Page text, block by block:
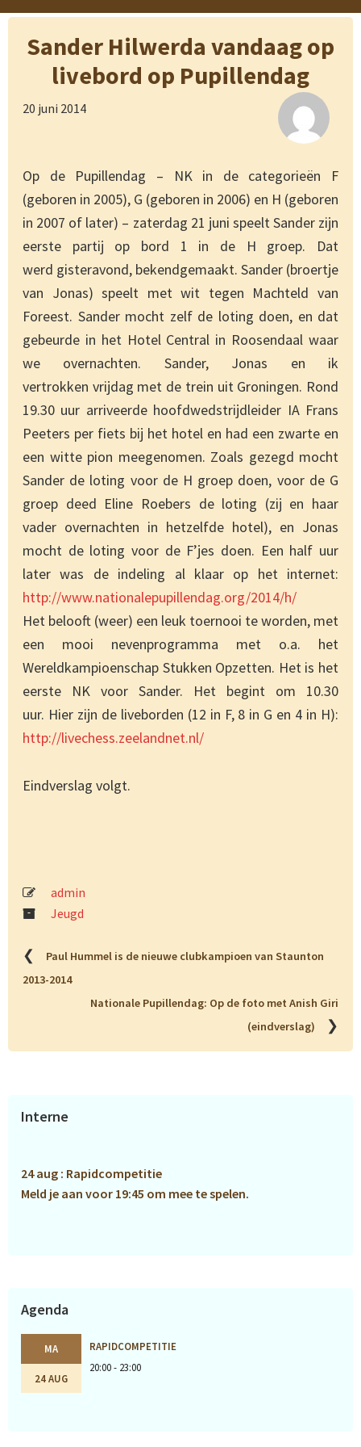
Sander Hilwerda vandaag op
livebord op Pupillendag
20 juni 2014
Op de Pupillendag – NK in de categorieën F
(geboren in 2005), G (geboren in 2006) en H (geboren
in 2007 of later) – zaterdag 21 juni speelt Sander zijn
eerste partij op bord 1 in de H groep. Dat
werd gisteravond, bekendgemaakt. Sander (broertje
van Jonas) speelt met wit tegen Machteld van
Foreest. Sander mocht zelf de loting doen, en dat
gebeurde in het Hotel Central in Roosendaal waar
we overnachten. Sander, Jonas en ik
vertrokken vrijdag met de trein uit Groningen. Rond
19.30 uur arriveerde hoofdwedstrijdleider IA Frans
Peeters per fiets bij het hotel en had een zwarte en
een witte pion meegenomen. Zoals gezegd mocht
Sander de loting voor de H groep doen, voor de G
groep deed Eline Roebers de loting (zij en haar
vader overnachten in hetzelfde hotel), en Jonas
mocht de loting voor de F’jes doen. Een half uur
later was de indeling al klaar op het internet:
http://www.nationalepupillendag.org/2014/h/
Het belooft (weer) een leuk toernooi te worden, met
een mooi nevenprogramma met o.a. het
Wereldkampioenschap Stukken Opzetten. Het is het
eerste NK voor Sander. Het begint om 10.30
uur. Hier zijn de liveborden (12 in F, 8 in G en 4 in H):
http://livechess.zeelandnet.nl/
Eindverslag volgt.
admin
Jeugd
❮
Paul Hummel is de nieuwe clubkampioen van Staunton
2013-2014
Nationale Pupillendag: Op de foto met Anish Giri
(eindverslag)
❯
Primaire
Interne
24 aug : Rapidcompetitie
Meld je aan voor 19:45 om mee te spelen.
Agenda
MA
24 AUG
RAPIDCOMPETITIE
20:00 - 23:00